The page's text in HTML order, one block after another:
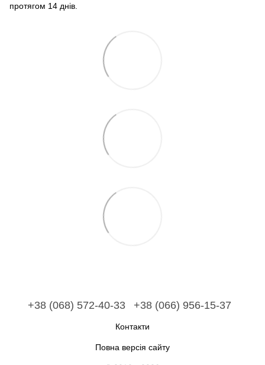
протягом 14 днів.
+38 (068) 572-40-33 +38 (066) 956-15-37
Контакти
Повна версія сайту